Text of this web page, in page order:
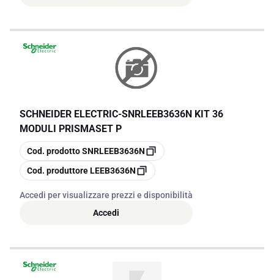
SCHNEIDER ELECTRIC-SNRLEEB3636N KIT 36
MODULI PRISMASET P
copia
Cod. prodottoSNRLEEB3636N
copia
Cod. produttoreLEEB3636N
Accedi per visualizzare prezzi e disponibilità
Accedi